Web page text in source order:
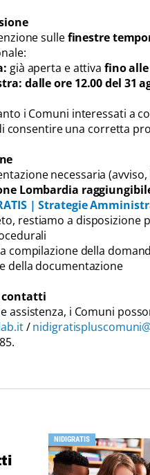
sullefinestre
già aperta e attiva fino alle
dalle ore 12.00 del 31
i Comuni interessati a
consentire una corretta
necessaria
Lombardia
| Strategie
restiamo a
compilazione della
della documentazione
contatti
assistenza, i Comuni
/
NIDIGRATIS